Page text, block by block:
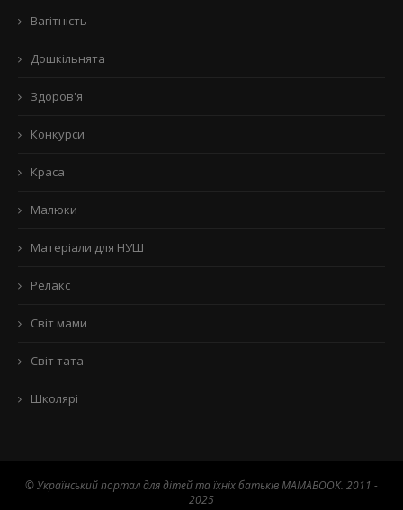
Вагітність
Дошкільнята
Здоров'я
Конкурси
Краса
Малюки
Матеріали для НУШ
Релакс
Світ мами
Світ тата
Школярі
© Український портал для дітей та їхніх батьків MAMABOOK. 2011 -
2025